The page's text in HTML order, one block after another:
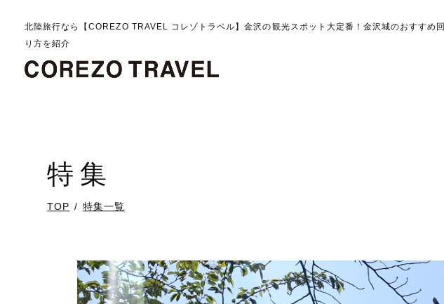
北陸旅行なら【COREZO TRAVEL コレゾトラベル】金沢の観光スポット大定番！金沢城のおすすめ回
り方を紹介
特集
TOP 特集一覧